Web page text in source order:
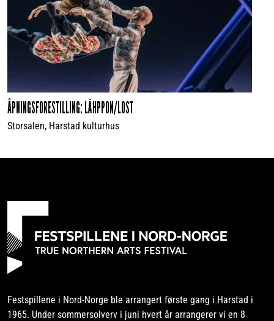
ÅPNINGSFORESTILLING: LÁHPPON/LOST
Storsalen, Harstad kulturhus
Festspillene i Nord-Norge ble arrangert første gang i Harstad i
1965. Under sommersolverv i juni hvert år arrangerer vi en 8